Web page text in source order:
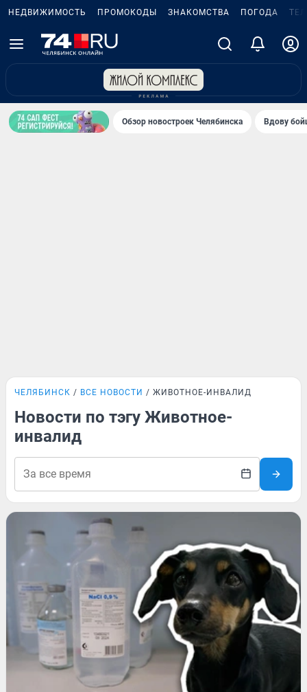
НЕДВИЖИМОСТЬ ПРОМОКОДЫ ЗНАКОМСТВА ПОГОДА
Обзор новостроек Челябинска Вдову
ЧЕЛЯБИНСК ВСЕ НОВОСТИ ЖИВОТНОЕ-ИНВАЛИД
Новости по тэгу Животное-
инвалид